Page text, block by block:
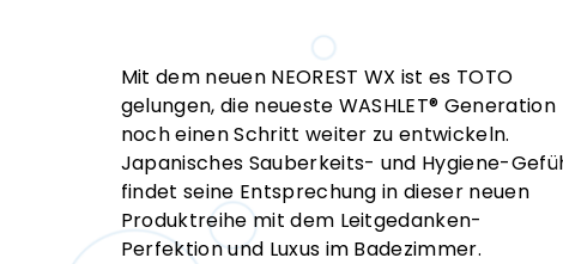
Mit dem neuen NEOREST WX ist es TOTO
gelungen, die neueste WASHLET® Generation
noch einen Schritt weiter zu entwickeln.
Japanisches Sauberkeits- und Hygiene-
findet seine Entsprechung in dieser neuen
Produktreihe mit dem Leitgedanken-
Perfektion und Luxus im Badezimmer.